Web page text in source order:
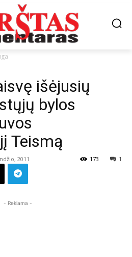
išėjusių
bylos
Teismą
2011 1
173
- Reklama -